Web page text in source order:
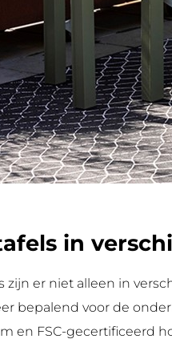
in
zijn er niet alleen in
bepalend voor de
en FSC-gecertificeerd